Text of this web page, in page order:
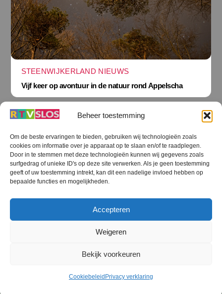
Beheer toestemming
Om de beste ervaringen te bieden, gebruiken wij technologieën zoals
cookies om informatie over je apparaat op te slaan en/of te raadplegen.
Door in te stemmen met deze technologieën kunnen wij gegevens zoals
surfgedrag of unieke ID's op deze site verwerken. Als je geen toestemming
geeft of uw toestemming intrekt, kan dit een nadelige invloed hebben op
bepaalde functies en mogelijkheden.
Accepteren
Weigeren
Bekijk voorkeuren
Cookiebeleid Privacy verklaring
STEENWIJKERLAND NIEUWS
Vijf keer op avontuur in de natuur rond Appelscha
Terug
naar
boven
RTV SLOS
RTV SLOS ANBI